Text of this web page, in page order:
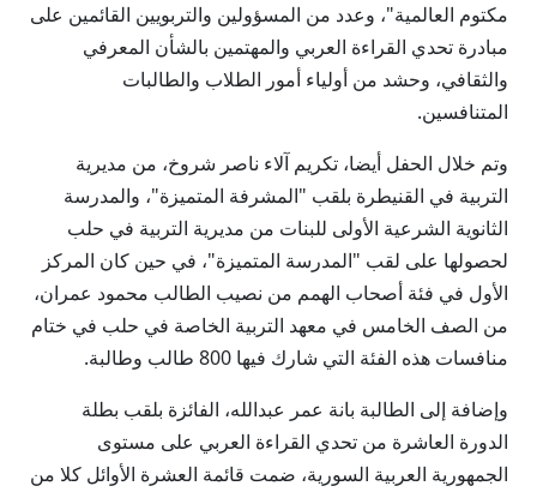
مكتوم العالمية"، وعدد من المسؤولين والتربويين القائمين على
مبادرة تحدي القراءة العربي والمهتمين بالشأن المعرفي
والثقافي، وحشد من أولياء أمور الطلاب والطالبات
المتنافسين.
وتم خلال الحفل أيضا، تكريم آلاء ناصر شروخ، من مديرية
التربية في القنيطرة بلقب "المشرفة المتميزة"، والمدرسة
الثانوية الشرعية الأولى للبنات من مديرية التربية في حلب
لحصولها على لقب "المدرسة المتميزة"، في حين كان المركز
الأول في فئة أصحاب الهمم من نصيب الطالب محمود عمران،
من الصف الخامس في معهد التربية الخاصة في حلب في ختام
منافسات هذه الفئة التي شارك فيها 800 طالب وطالبة.
وإضافة إلى الطالبة بانة عمر عبدالله، الفائزة بلقب بطلة
الدورة العاشرة من تحدي القراءة العربي على مستوى
الجمهورية العربية السورية، ضمت قائمة العشرة الأوائل كلا من